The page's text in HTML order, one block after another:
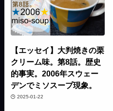
【エッセイ】大判焼きの栗
クリーム味。第8話。歴史
的事実。2006年スウェー
デンでミソスープ現象。
2025-01-22